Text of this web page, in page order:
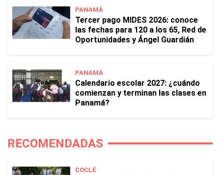
PANAMÁ
Tercer pago MIDES 2026: conoce
las fechas para 120 a los 65, Red de
Oportunidades y Ángel Guardián
PANAMÁ
Calendario escolar 2027: ¿cuándo
comienzan y terminan las clases en
Panamá?
RECOMENDADAS
COCLÉ